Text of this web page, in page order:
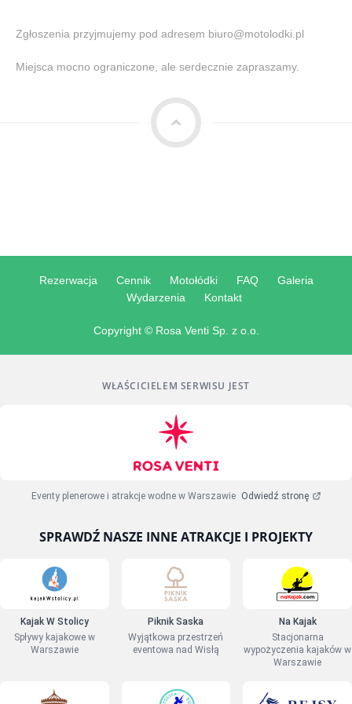
Zgłoszenia przyjmujemy pod adresem biuro@motolodki.pl
Miejsca mocno ograniczone, ale serdecznie zapraszamy.
od góry
Rezerwacja Cennik Motołódki FAQ
Galeria
Wydarzenia
Kontakt
Copyright © Rosa Venti Sp. z o.o.
WŁAŚCICIELEM SERWISU JEST
Eventy plenerowe i atrakcje wodne w Warszawie Odwiedź stronę
SPRAWDŹ NASZE INNE ATRAKCJE I PROJEKTY
Kajak W Stolicy
Spływy kajakowe w
Warszawie
Piknik Saska
Wyjątkowa przestrzeń
eventowa nad Wisłą
Na Kajak
Stacjonarna
wypożyczenia kajaków w
Warszawie